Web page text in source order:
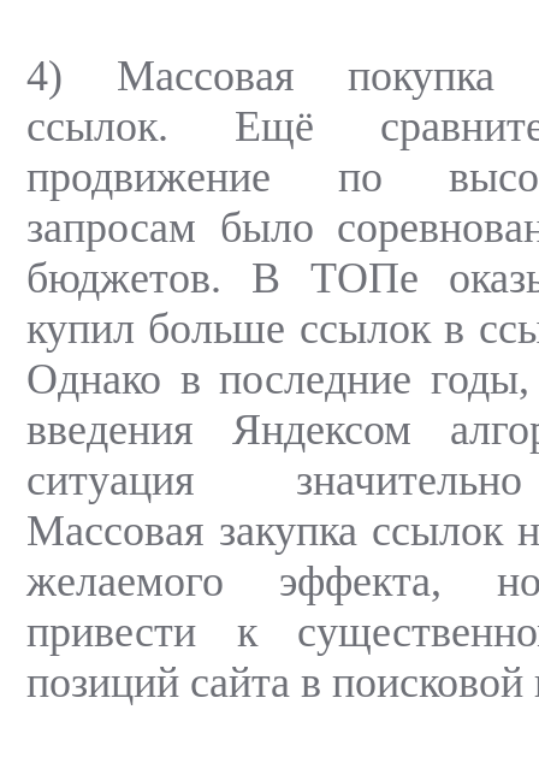
4) Массовая покупка
ссылок. Ещё
продвижение по
запросам было
бюджетов. В ТОПе
купил больше ссылок в
Однако в последние
введения Яндексом
ситуация
Массовая закупка ссылок
желаемого эффекта,
привести к
позиций сайта в поисковой